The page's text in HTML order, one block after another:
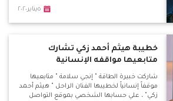
٥يناير٢٠٢٠
خطيبة هيثم أحمد زكي تشارك
متابعيها مواقفه الإنسانية
شاركت خبيرة الطاقة " إنجي سلامة " متابعيها
موقفاً إنسانياً لخطيبها الفنان الراحل " هيثم أحمد
زكي" ، علي حسابها الشخصي بموقع التواصل